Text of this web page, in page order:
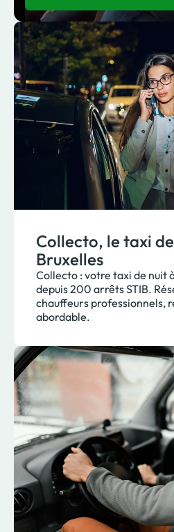
Collecto, le taxi
Bruxelles
Collecto : votre taxi de nuit
depuis 200 arrêts STIB.
chauffeurs professionnels,
abordable.